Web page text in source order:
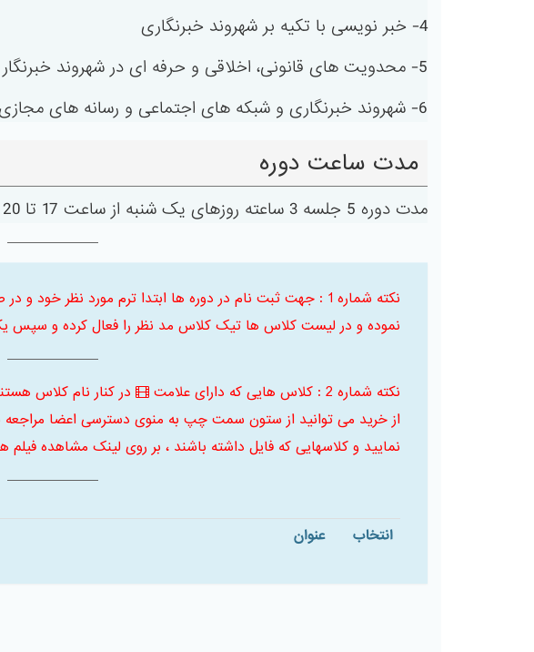
4- خبر نویسی با تکیه بر شهروند خبرنگاری
5- محدویت های قانونی، اخلاقی و حرفه ای در شهروند خبرنگار
6- شهروند خبرنگاری و شبکه های اجتماعی و رسانه های مجازی موبایلی
مدت ساعت دوره
مدت دوره 5 جلسه 3 ساعته روزهای یک شنبه از ساعت 17 تا 20
نکته شماره 1 : جهت ثبت نام در دوره ها ابتدا ترم مورد نظر
نموده و در لیست کلاس ها تیک کلاس مد نظر را فعال کرده و سپس
نکته شماره 2 : کلاس هایی که دارای علامت
در کنار نام کلاس
از خرید می توانید از ستون سمت چپ به منوی دسترسی اعضا
نمایید و کلاسهایی که فایل داشته باشند ، بر روی لینک مشاهده فیلم
انتخاب عنوان